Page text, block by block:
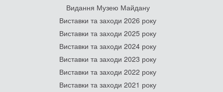
Видання Музею Майдану
Виставки та заходи 2026 року
Виставки та заходи 2025 року
Виставки та заходи 2024 року
Виставки та заходи 2023 року
Виставки та заходи 2022 року
Виставки та заходи 2021 року